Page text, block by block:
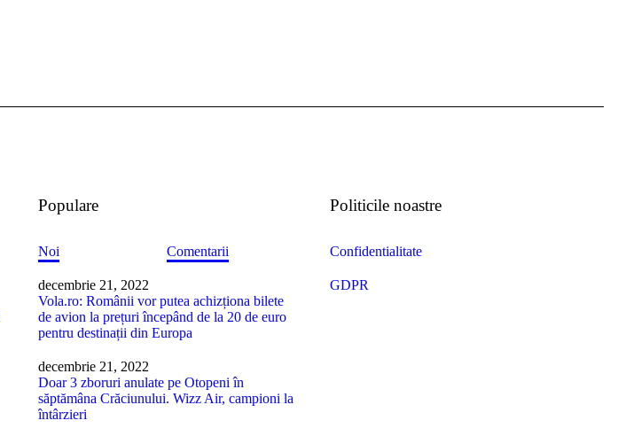
Populare
Noi Comentarii
decembrie 21, 2022
Vola.ro: Românii vor putea achizționa bilete
de avion la prețuri începând de la 20 de euro
pentru destinații din Europa
decembrie 21, 2022
Doar 3 zboruri anulate pe Otopeni în
săptămâna Crăciunului. Wizz Air, campioni la
întârzieri
Politicile noastre
Confidentialitate
GDPR